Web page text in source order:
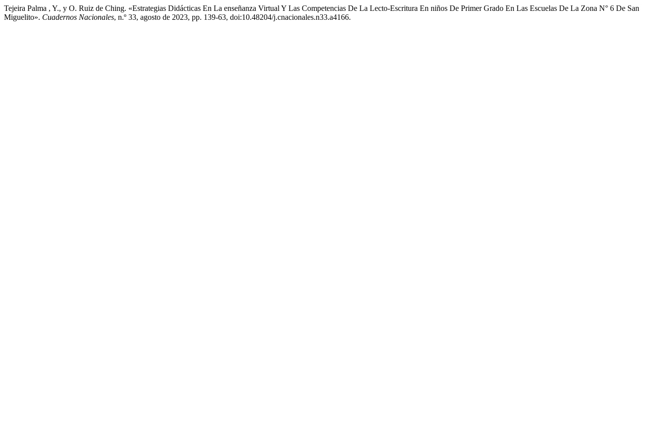
Tejeira Palma , Y., y O. Ruiz de Ching. «Estrategias Didácticas En La enseñanza Virtual Y Las Competencias De La Lecto-Escritura En niños De Primer Grado En Las Escuelas De La Zona N° 6 De San
Miguelito». Cuadernos Nacionales, n.º 33, agosto de 2023, pp. 139-63, doi:10.48204/j.cnacionales.n33.a4166.